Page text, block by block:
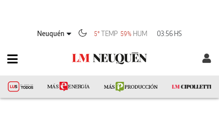
Neuquén 5° TEMP 59% HUM 03:56 HS